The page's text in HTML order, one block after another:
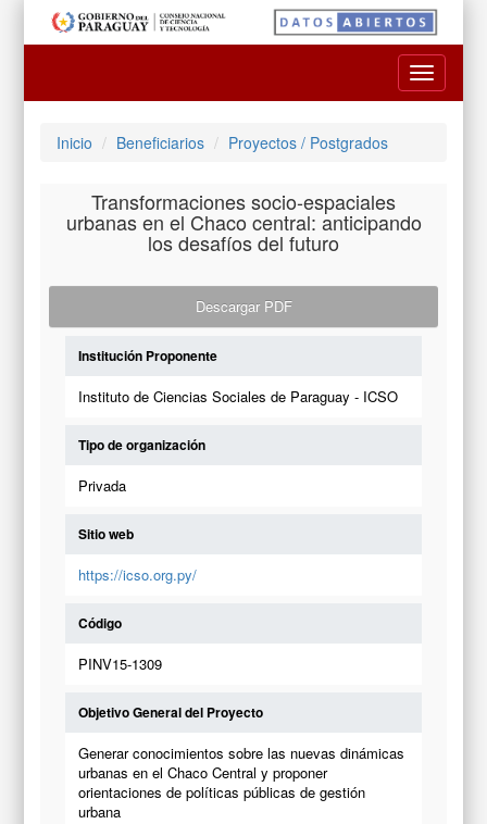
Toggle
Inicio Beneficiarios Proyectos / Postgrados
Transformaciones socio-espaciales
urbanas en el Chaco central: anticipando
los desafíos del futuro
Descargar PDF
Institución Proponente
Instituto de Ciencias Sociales de Paraguay - ICSO
Tipo de organización
Privada
Sitio web
https://icso.org.py/
Código
PINV15-1309
Objetivo General del Proyecto
Generar conocimientos sobre las nuevas dinámicas
urbanas en el Chaco Central y proponer
orientaciones de políticas públicas de gestión
urbana